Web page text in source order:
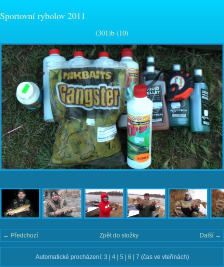
Sportovní rybolov 2011
(301)b (10)
← Předchozí Další →
Zpět do složky
Automatické procházení: 3 | 4| 5 | 6 | 7 (čas ve vteřinách)